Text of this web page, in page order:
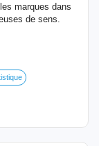
marques dans
de sens.